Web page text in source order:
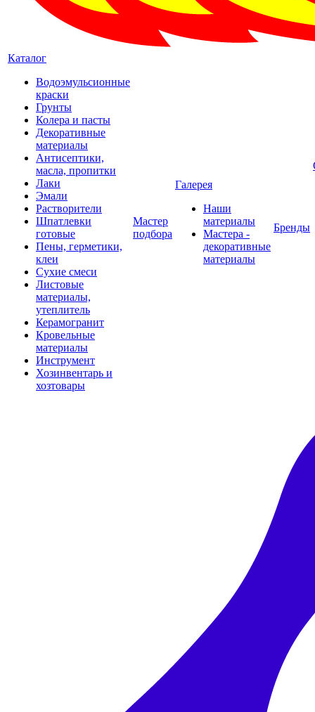
Каталог
Водоэмульсионные
краски
Грунты
Колера и пасты
Декоративные
материалы
Антисептики,
масла, пропитки
Лаки
Эмали
Растворители
Шпатлевки
готовые
Пены, герметики,
клеи
Сухие смеси
Листовые
материалы,
утеплитель
Керамогранит
Кровельные
материалы
Инструмент
Хозинвентарь и
хозтовары
Мастер
подбора
Галерея
Наши
материалы
Мастера -
декоративные
материалы
Бренды